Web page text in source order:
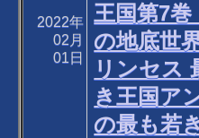
2022年
02月
01日
王国第7
の地底世
リンセス
き王国ア
の最も若